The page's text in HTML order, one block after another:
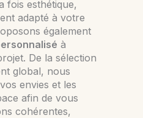
fois esthétique,
adapté à votre
également
à
De la sélection
global, nous
envies et les
afin de vous
cohérentes,